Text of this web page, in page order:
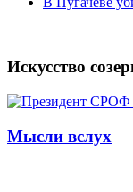
Искусство
Мысли вслух